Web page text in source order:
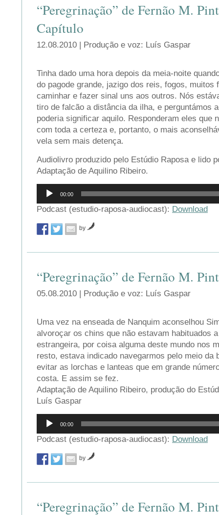
“Peregrinação” de Fernão M.
Capítulo
12.08.2010 | Produção e voz: Luís Gaspar
Tinha dado uma hora depois da meia-noite
do pagode grande, jazigo dos reis, fogos, muitos
caminhar e fazer sinal uns aos outros. Nós
tiro de falcão a distância da ilha, e perguntámos
poderia significar aquilo. Responderam eles que
com toda a certeza e, portanto, o mais
vela sem mais detença.
Audiolivro produzido pelo Estúdio Raposa e lido
Adaptação de Aquilino Ribeiro.
Reprodutor
áudio
00:00
Podcast (estudio-raposa-audiocast): Download
by
“Peregrinação” de Fernão M.
05.08.2010 | Produção e voz: Luís Gaspar
Uma vez na enseada de Nanquim aconselhou
alvoroçar os chins que não estavam habituados
estrangeira, por coisa alguma deste mundo nos
resto, estava indicado navegarmos pelo meio da
evitar as lorchas e lanteas que em grande
costa. E assim se fez.
Adaptação de Aquilino Ribeiro, produção do
Luís Gaspar
Reprodutor
áudio
00:00
Podcast (estudio-raposa-audiocast): Download
by
“Peregrinação” de Fernão M.